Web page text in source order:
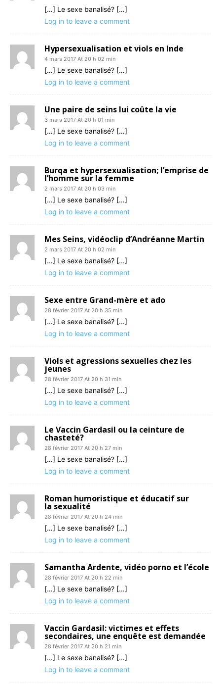
[…] Le sexe banalisé? […]
Log in to leave a comment
Hypersexualisation et viols en Inde
4 mars 2017 At 20 h 02 min
[…] Le sexe banalisé? […]
Log in to leave a comment
Une paire de seins lui coûte la vie
3 mars 2017 At 20 h 01 min
[…] Le sexe banalisé? […]
Log in to leave a comment
Burqa et hypersexualisation; l’emprise de
l’homme sur la femme
2 mars 2017 At 20 h 03 min
[…] Le sexe banalisé? […]
Log in to leave a comment
Mes Seins, vidéoclip d’Andréanne Martin
2 mars 2017 At 20 h 02 min
[…] Le sexe banalisé? […]
Log in to leave a comment
Sexe entre Grand-mère et ado
28 février 2017 At 20 h 35 min
[…] Le sexe banalisé? […]
Log in to leave a comment
Viols et agressions sexuelles chez les
jeunes
28 février 2017 At 20 h 31 min
[…] Le sexe banalisé? […]
Log in to leave a comment
Le Vaccin Gardasil ou la ceinture de
chasteté?
28 février 2017 At 20 h 27 min
[…] Le sexe banalisé? […]
Log in to leave a comment
Roman humoristique et éducatif sur
la sexualité
28 février 2017 At 20 h 24 min
[…] Le sexe banalisé? […]
Log in to leave a comment
Samantha Ardente, vidéo porno et l’école
28 février 2017 At 20 h 22 min
[…] Le sexe banalisé? […]
Log in to leave a comment
Vaccin Gardasil: victimes et effets
secondaires, une enquête est demandée
28 février 2017 At 20 h 21 min
[…] Le sexe banalisé? […]
Log in to leave a comment